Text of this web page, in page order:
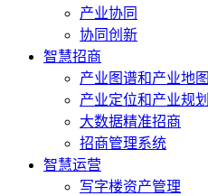
产业协同
协同创新
智慧招商
产业图谱和产业地图
产业定位和产业规划
大数据精准招商
招商管理系统
智慧运营
写字楼资产管理